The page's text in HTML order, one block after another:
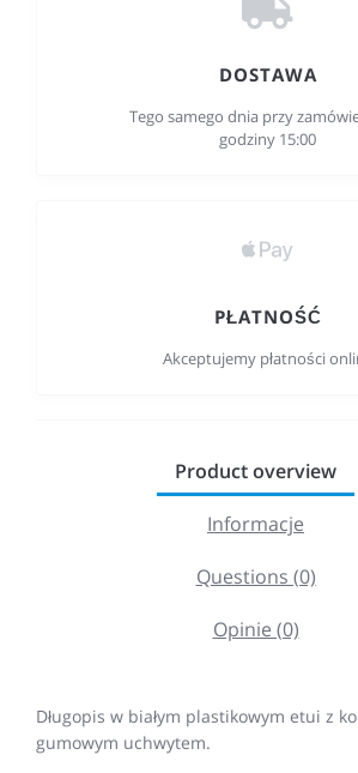
DOSTAWA
Tego samego dnia przy
godziny 15:00
PŁATNOŚĆ
Akceptujemy płatności
Product overview
Informacje
Questions (0)
Opinie (0)
Długopis w białym plastikowym etui z
gumowym uchwytem.